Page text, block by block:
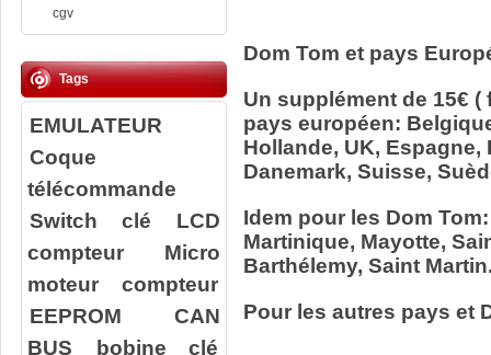
cgv
Tags
EMULATEUR
Coque
télécommande
Switch clé
LCD
compteur
Micro
moteur compteur
EEPROM
CAN
BUS
bobine clé
Dom Tom et pays
Un supplément de 15€
pays européen:
Hollande, UK,
Danemark, Suisse,
Idem pour les Dom
Martinique, Mayotte,
Barthélemy, Saint
Pour les autres pays et